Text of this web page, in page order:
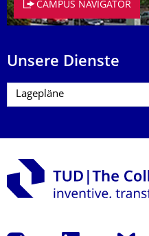
CAMPUS NAVIGATOR
Unsere Dienste